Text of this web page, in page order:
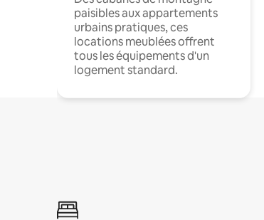
paisibles aux appartements
urbains pratiques, ces
locations meublées offrent
tous les équipements d'un
logement standard.